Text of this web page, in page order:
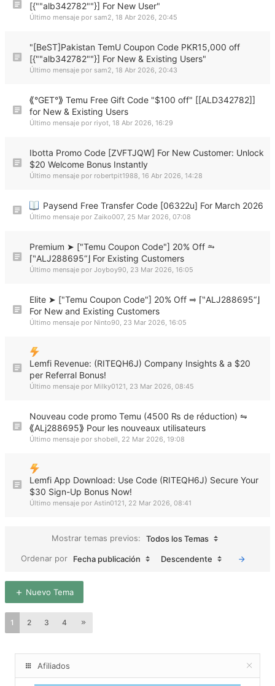
[{""alb342782""}] For New User"
Último mensaje por sam2, 18 Abr 2026, 20:45
"[BeST]Pakistan TemU Coupon Code PKR15,000 off
[{""alb342782""}] For New & Existing Users"
Último mensaje por sam2, 18 Abr 2026, 20:43
⟪°GET°⟫ Temu Free Gift Code "$100 off" [[ALD342782]]
for New & Existing Users
Último mensaje por riyot, 18 Abr 2026, 16:29
Ibotta Promo Code [ZVFTJQW] For New Customer: Unlock
$20 Welcome Bonus Instantly
Último mensaje por robertpit1988, 16 Abr 2026, 14:28
Paysend Free Transfer Code [06322u] For March 2026
Último mensaje por Zaiko007, 25 Mar 2026, 07:08
Premium ➤ ["Temu Coupon Code"] 20% Off ⥲
⌈‶ALJ288695“⌋ For Existing Customers
Último mensaje por Joyboy90, 23 Mar 2026, 16:05
Elite ➤ ["Temu Coupon Code"] 20% Off ⥤ ⌈‶ALJ288695“⌋
For New and Existing Customers
Último mensaje por Ninto90, 23 Mar 2026, 16:05
Lemfi Revenue: (RITEQH6J) Company Insights & a $20
per Referral Bonus!
Último mensaje por Milky0121, 23 Mar 2026, 08:45
Nouveau code promo Temu (4500 ₨ de réduction) ⇋
⟪ALj288695⟫ Pour les nouveaux utilisateurs
Último mensaje por shobell, 22 Mar 2026, 19:08
Lemfi App Download: Use Code (RITEQH6J) Secure Your
$30 Sign-Up Bonus Now!
Último mensaje por Astin0121, 22 Mar 2026, 08:41
Mostrar temas previos:
Todos los Temas
Ordenar por
Fecha publicación Descendente
Nuevo Tema
1 2 3 4
Afiliados